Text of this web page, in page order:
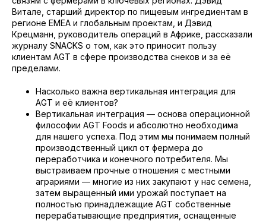
Витале, старший директор по пищевым ингредиентам в
регионе EMEA и глобальным проектам, и Дэвид
Крецманн, руководитель операций в Африке, рассказали
журналу SNACKS о том, как это приносит пользу
клиентам AGT в сфере производства снеков и за её
пределами.
Насколько важна вертикальная интеграция для
AGT и её клиентов?
Вертикальная интеграция — основа операционной
философии AGT Foods и абсолютно необходима
для нашего успеха. Под этим мы понимаем полный
производственный цикл от фермера до
переработчика и конечного потребителя. Мы
выстраиваем прочные отношения с местными
аграриями — многие из них закупают у нас семена,
затем выращенный ими урожай поступает на
полностью принадлежащие AGT собственные
перерабатывающие предприятия, оснащенные